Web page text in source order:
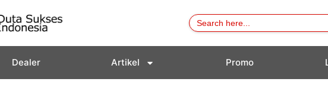
Search
for:
Dealer Artikel Promo